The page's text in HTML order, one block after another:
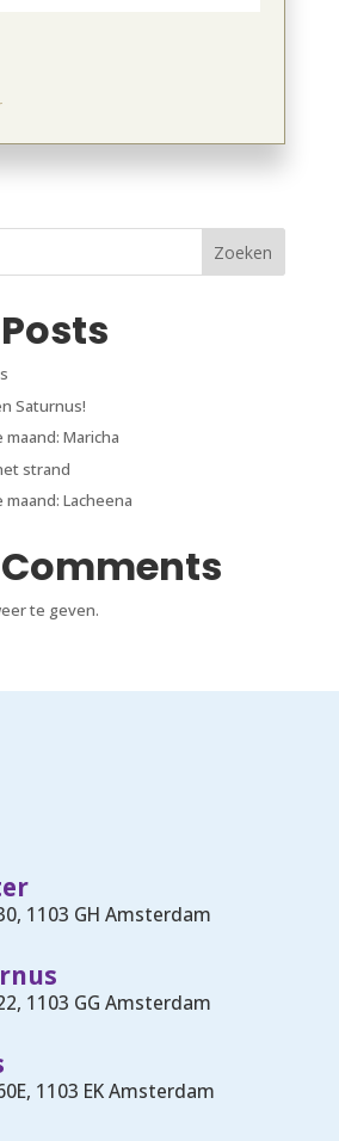
Zoeken
Saturnus!
Maricha
strand
Lacheena
te geven.
1103 GH Amsterdam
1103 GG Amsterdam
1103 EK Amsterdam